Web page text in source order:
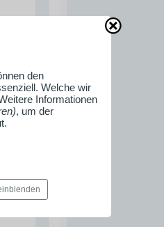
den
Welche wir
Informationen
, um der